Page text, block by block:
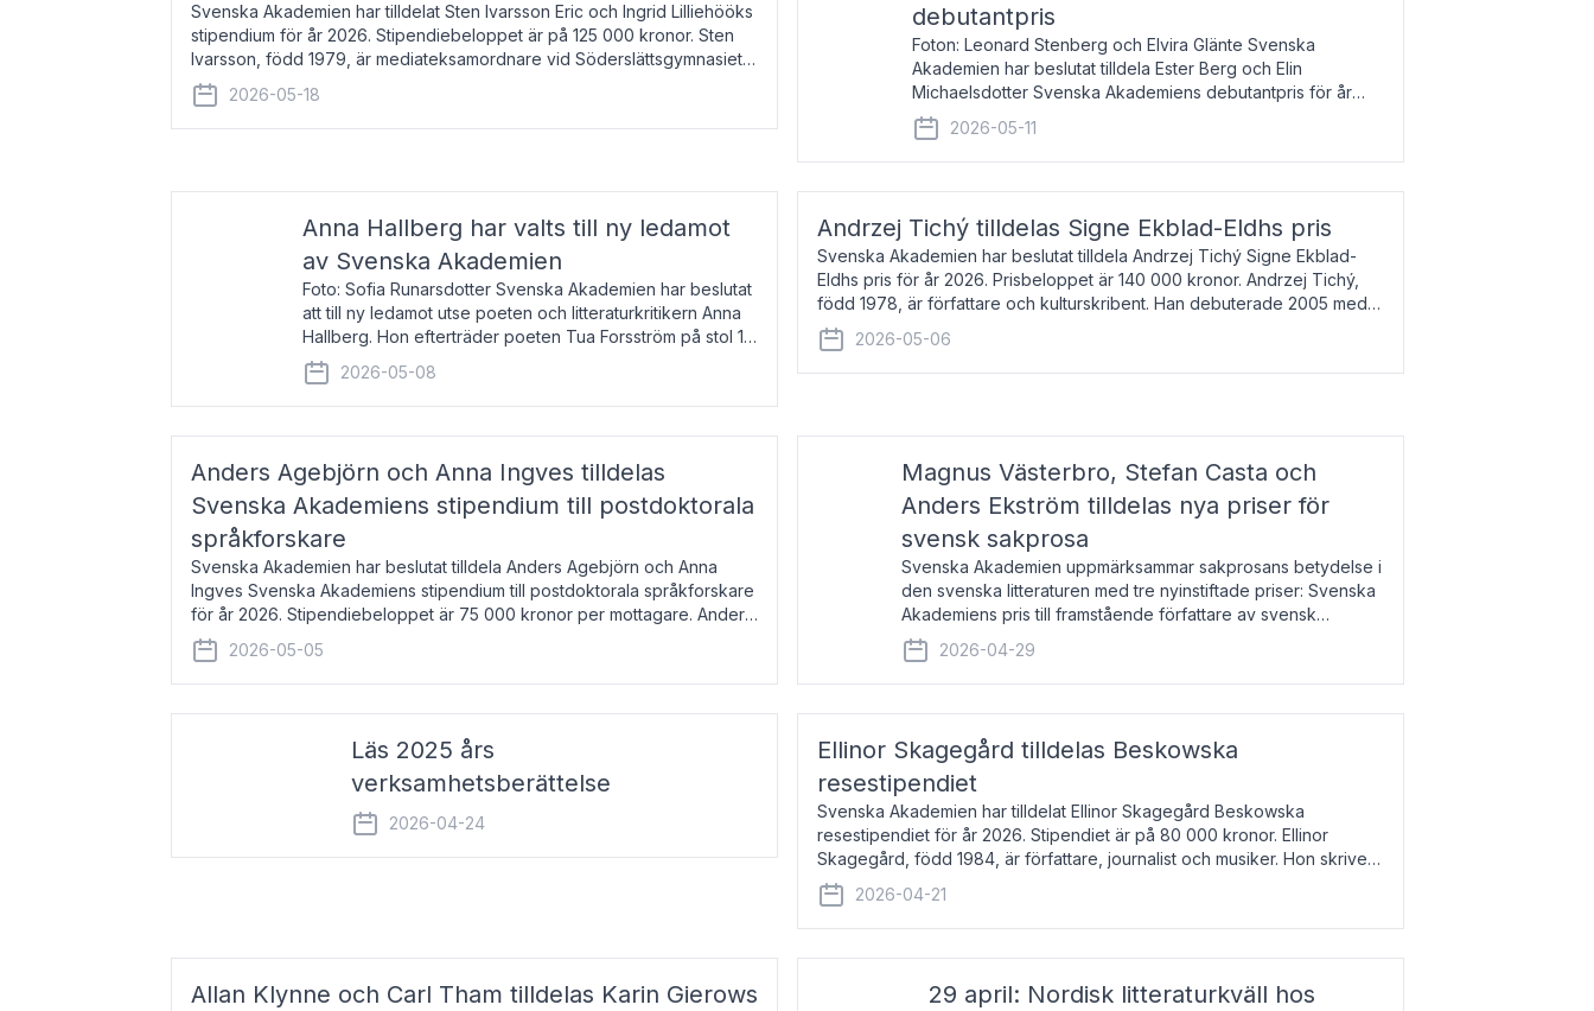
Svenska Akademien har tilldelat Sten Ivarsson Eric och Ingrid Lilliehööks
stipendium för år 2026. Stipendiebeloppet är på 125 000 kronor. Sten
Ivarsson, född 1979, är mediateksamordnare vid Söderslättsgymnasiet i
Trelleborg. Här har han på
2026-05-18
debutantpris
Foton: Leonard Stenberg och Elvira Glänte Svenska
Akademien har beslutat tilldela Ester Berg och Elin
Michaelsdotter Svenska Akademiens debutantpris för år
2026. Priset är nyinstiftat och syftar till att lyfta fram
intressanta och löftesrik
2026-05-11
Anna Hallberg har valts till ny ledamot
av Svenska Akademien
Foto: Sofia Runarsdotter Svenska Akademien har beslutat
att till ny ledamot utse poeten och litteraturkritikern Anna
Hallberg. Hon efterträder poeten Tua Forsström på stol 18
och kommer att ta sitt inträde vid Akademiens
högtidssammankomst
2026-05-08
Andrzej Tichý tilldelas Signe Ekblad-Eldhs pris
Svenska Akademien har beslutat tilldela Andrzej Tichý Signe Ekblad-
Eldhs pris för år 2026. Prisbeloppet är 140 000 kronor. Andrzej Tichý,
född 1978, är författare och kulturskribent. Han debuterade 2005 med
den lovordade romanen Sex liter l
2026-05-06
Anders Agebjörn och Anna Ingves tilldelas
Svenska Akademiens stipendium till postdoktorala
språkforskare
Svenska Akademien har beslutat tilldela Anders Agebjörn och Anna
Ingves Svenska Akademiens stipendium till postdoktorala språkforskare
för år 2026. Stipendiebeloppet är 75 000 kronor per mottagare. Anders
Agebjörn, född 1984, är universitet
2026-05-05
Magnus Västerbro, Stefan Casta och
Anders Ekström tilldelas nya priser för
svensk sakprosa
Svenska Akademien uppmärksammar sakprosans betydelse i
den svenska litteraturen med tre nyinstiftade priser: Svenska
Akademiens pris till framstående författare av svensk
sakprosa som i år går till Magnus Västerbro, Svenska
Akademiens pris
2026-04-29
Läs 2025 års
verksamhetsberättelse
2026-04-24
Ellinor Skagegård tilldelas Beskowska
resestipendiet
Svenska Akademien har tilldelat Ellinor Skagegård Beskowska
resestipendiet för år 2026. Stipendiet är på 80 000 kronor. Ellinor
Skagegård, född 1984, är författare, journalist och musiker. Hon skriver
återkommande för Svenska Dagbladet, Ups
2026-04-21
Allan Klynne och Carl Tham tilldelas Karin Gierows
29 april: Nordisk litteraturkväll hos